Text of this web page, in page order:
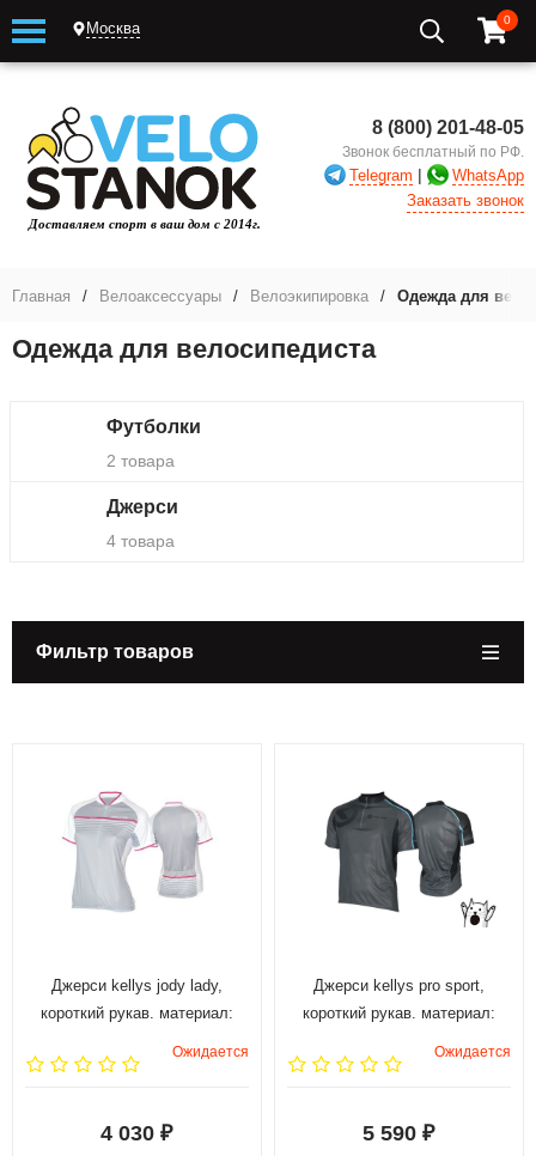
Москва 0
8 (800) 201-48-05
Звонок бесплатный по РФ.
Telegram |
WhatsApp
Заказать звонок
Главная / Велоаксессуары / Велоэкипировка / Одежда для
Одежда для велосипедиста
Футболки
2 товара
Джерси
4 товара
Фильтр товаров
Джерси kellys jody lady,
короткий рукав. материал:
серый с розовыми полосками.
Ожидается
4 030 ₽
Джерси kellys pro sport,
короткий рукав. материал:
с голубой полоской. размер:
Ожидается
5 590 ₽